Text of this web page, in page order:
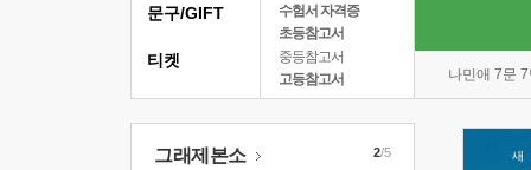
수험서 자격증
초등참고서
중등참고서
고등참고서
나민애 7문
문구/GIFT
티켓
그래제본소 2/5